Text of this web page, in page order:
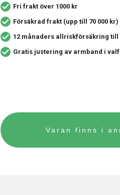
Fri frakt över 1000 kr
Försäkrad frakt (upp till 70 000 kr)
12 månaders allriskförsäkring till
Gratis justering av armband i